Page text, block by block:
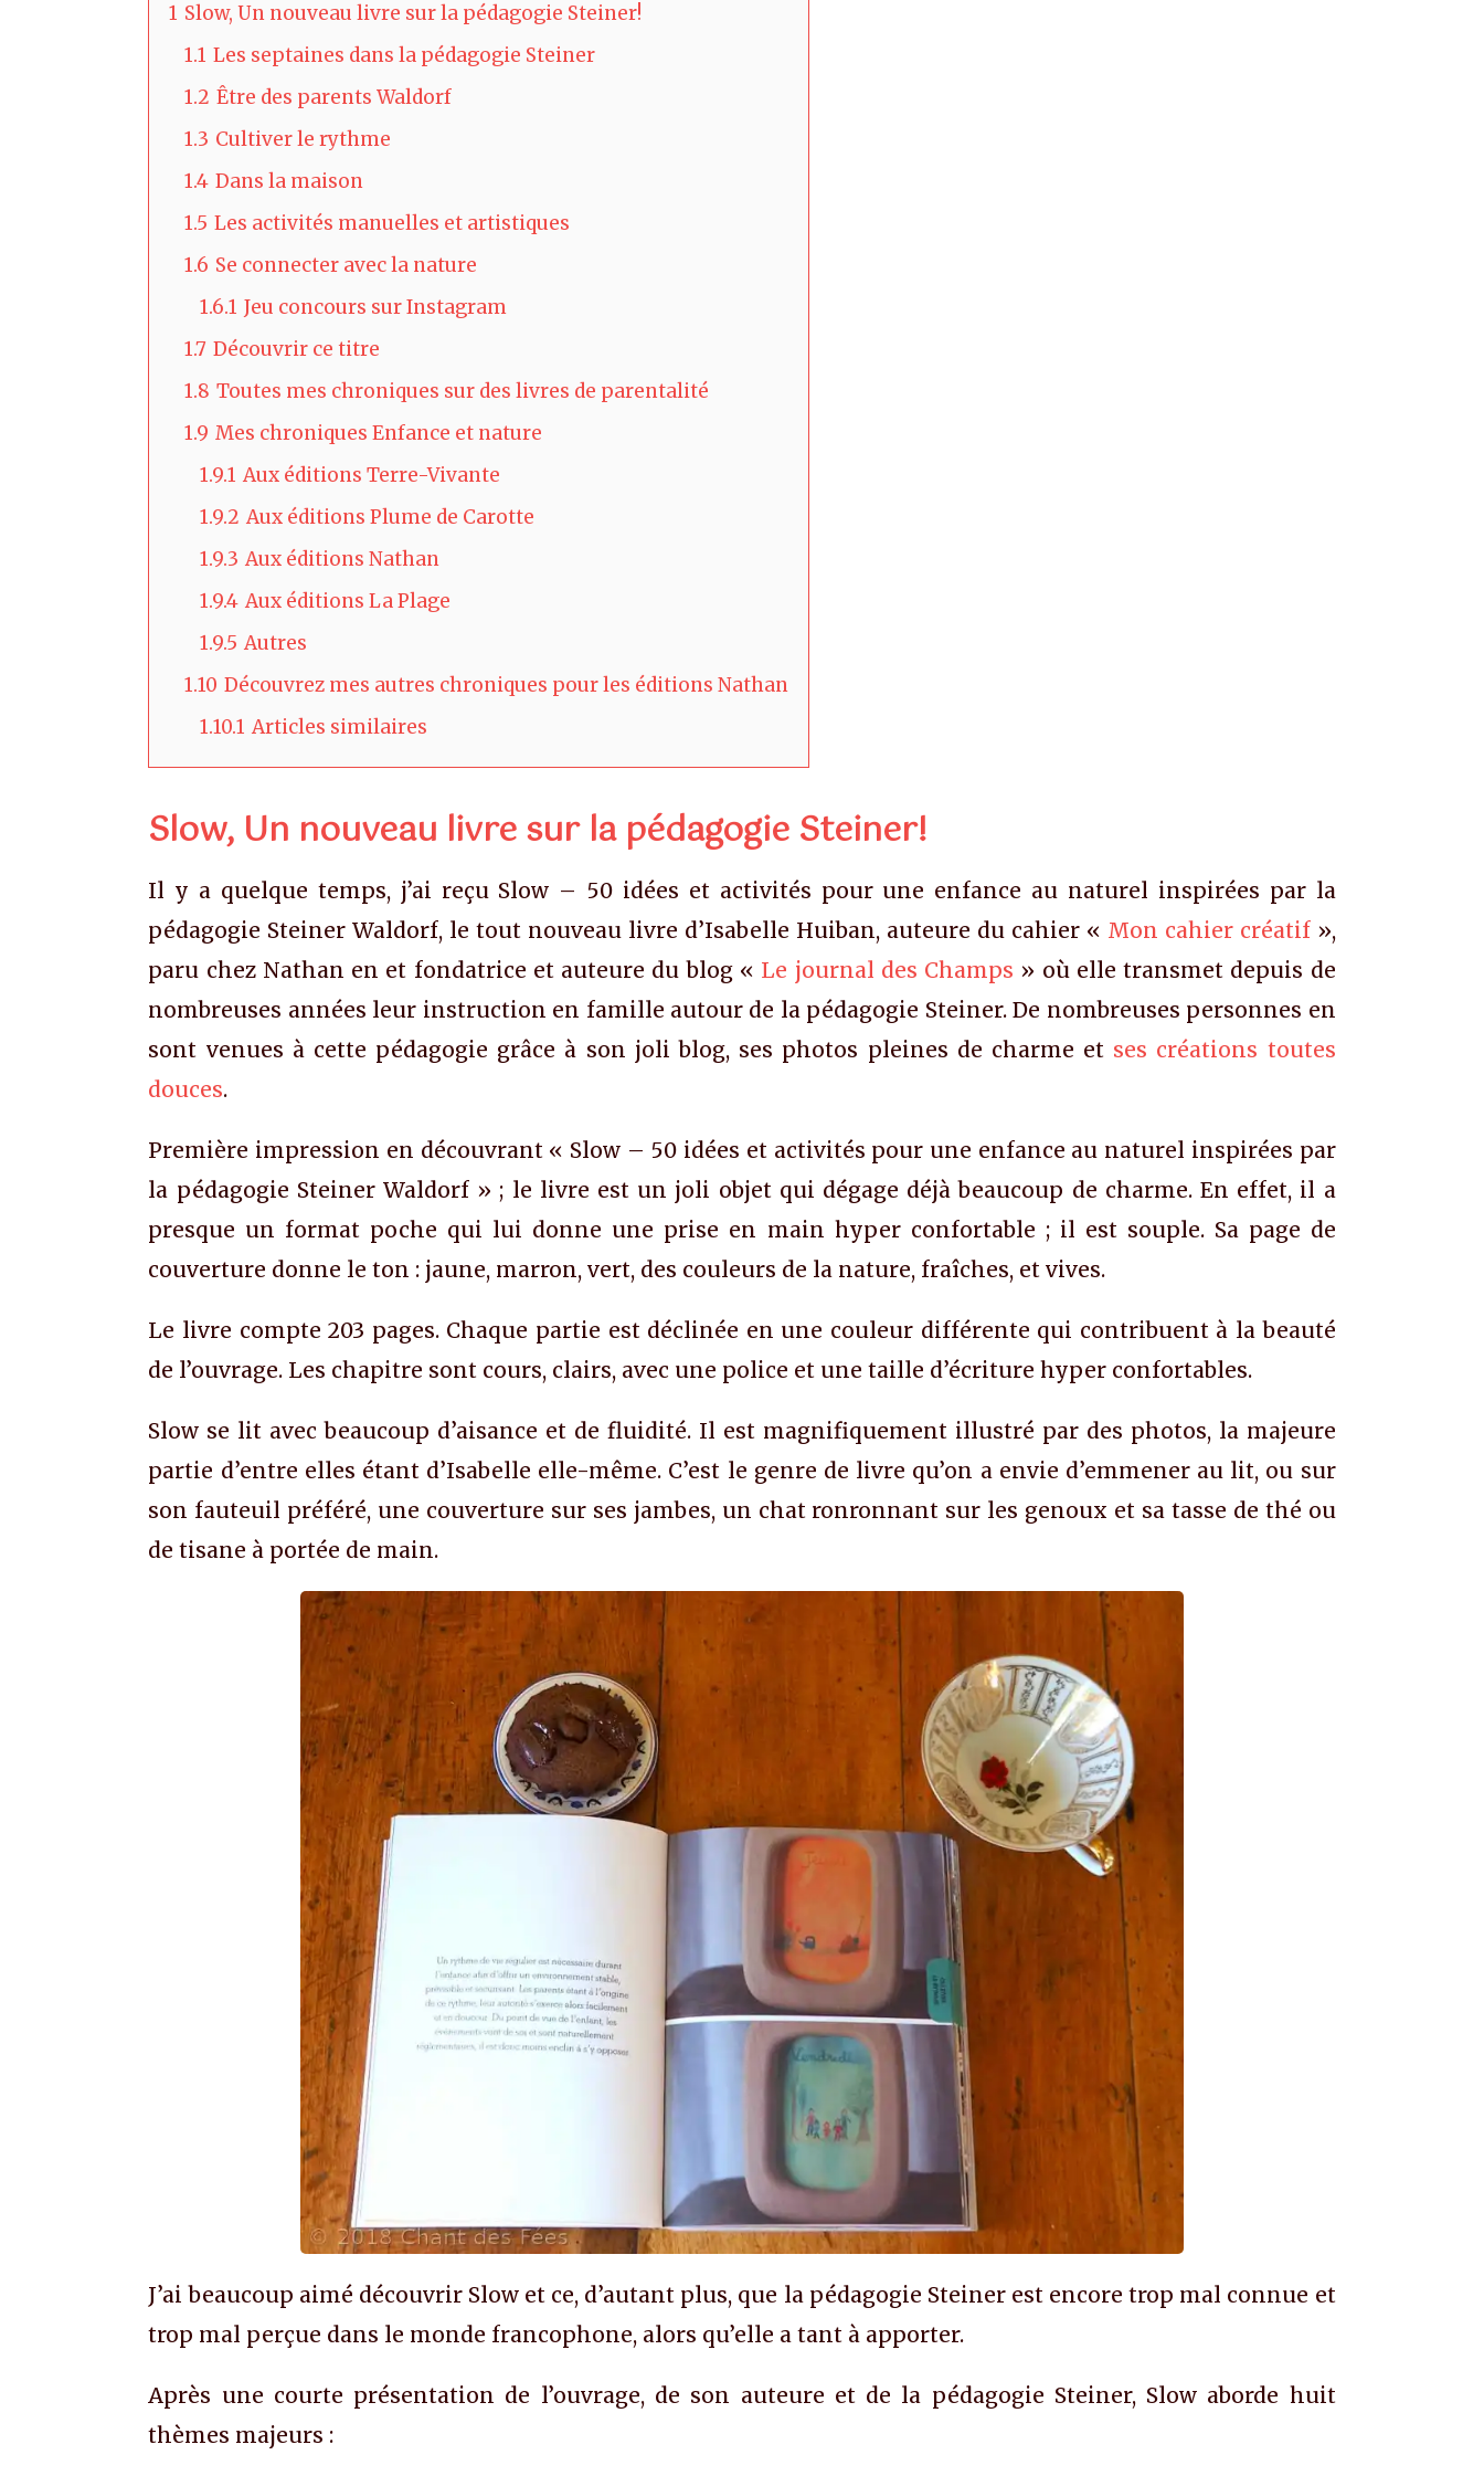
1 Slow, Un nouveau livre sur la pédagogie Steiner!
1.1 Les septaines dans la pédagogie Steiner
1.2 Être des parents Waldorf
1.3 Cultiver le rythme
1.4 Dans la maison
1.5 Les activités manuelles et artistiques
1.6 Se connecter avec la nature
1.6.1 Jeu concours sur Instagram
1.7 Découvrir ce titre
1.8 Toutes mes chroniques sur des livres de parentalité
1.9 Mes chroniques Enfance et nature
1.9.1 Aux éditions Terre-Vivante
1.9.2 Aux éditions Plume de Carotte
1.9.3 Aux éditions Nathan
1.9.4 Aux éditions La Plage
1.9.5 Autres
1.10 Découvrez mes autres chroniques pour les éditions Nathan
1.10.1 Articles similaires
Slow, Un nouveau livre sur la pédagogie Steiner!
Il y a quelque temps, j’ai reçu Slow – 50 idées et activités pour une enfance au naturel inspirées par la
pédagogie Steiner Waldorf, le tout nouveau livre d’Isabelle Huiban, auteure du cahier « Mon cahier créatif»,
paru chez Nathan en et fondatrice et auteure du blog « Le journal des Champs » où elle transmet depuis de
nombreuses années leur instruction en famille autour de la pédagogie Steiner. De nombreuses personnes en
sont venues à cette pédagogie grâce à son joli blog, ses photos pleines de charme et ses créations toutes
douces.
Première impression en découvrant « Slow – 50 idées et activités pour une enfance au naturel inspirées par
la pédagogie Steiner Waldorf » ; le livre est un joli objet qui dégage déjà beaucoup de charme. En effet, il a
presque un format poche qui lui donne une prise en main hyper confortable ; il est souple. Sa page de
couverture donne le ton : jaune, marron, vert, des couleurs de la nature, fraîches, et vives.
Le livre compte 203 pages. Chaque partie est déclinée en une couleur différente qui contribuent à la beauté
de l’ouvrage. Les chapitre sont cours, clairs, avec une police et une taille d’écriture hyper confortables.
Slow se lit avec beaucoup d’aisance et de fluidité. Il est magnifiquement illustré par des photos, la majeure
partie d’entre elles étant d’Isabelle elle-même. C’est le genre de livre qu’on a envie d’emmener au lit, ou sur
son fauteuil préféré, une couverture sur ses jambes, un chat ronronnant sur les genoux et sa tasse de thé ou
de tisane à portée de main.
J’ai beaucoup aimé découvrir Slow et ce, d’autant plus, que la pédagogie Steiner est encore trop mal connue et
trop mal perçue dans le monde francophone, alors qu’elle a tant à apporter.
Après une courte présentation de l’ouvrage, de son auteure et de la pédagogie Steiner, Slow aborde huit
thèmes majeurs :